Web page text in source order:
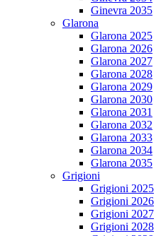
Ginevra 2035
Glarona
Glarona 2025
Glarona 2026
Glarona 2027
Glarona 2028
Glarona 2029
Glarona 2030
Glarona 2031
Glarona 2032
Glarona 2033
Glarona 2034
Glarona 2035
Grigioni
Grigioni 2025
Grigioni 2026
Grigioni 2027
Grigioni 2028